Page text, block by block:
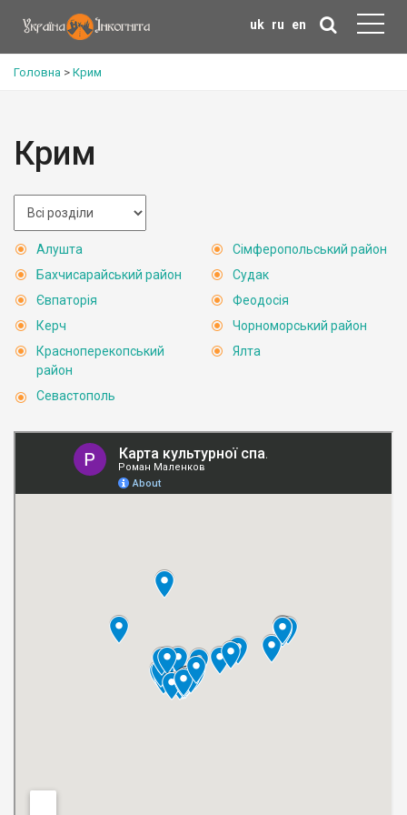
uk ru en
Головна > Крим
Крим
Алушта
Бахчисарайський район
Євпаторія
Керч
Красноперекопський
район
Севастополь
Сімферопольський район
Судак
Феодосія
Чорноморський район
Ялта